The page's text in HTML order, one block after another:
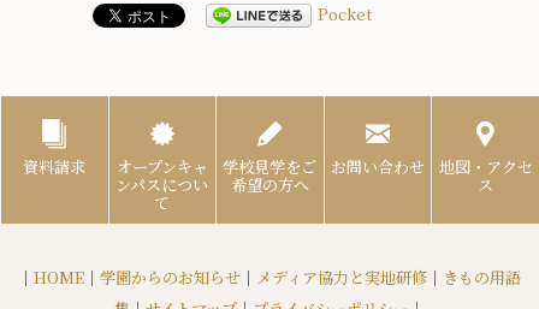
Pocket
資料請求 オープンキャ
ンパスについ
て
学校見学をご
希望の方へ
お問い合わせ 地図・アクセ
ス
｜ HOME ｜ 学園からのお知らせ ｜ メディア協力と実地研修 ｜ きもの用語